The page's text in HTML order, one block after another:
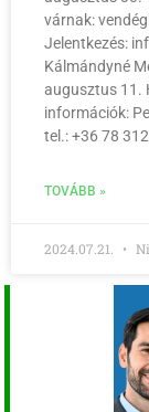
várnak:
Jelentkezés:
Kálmándyné
augusztus 11.
információk:
tel.: +36 78
TOVÁBB »
2024.07.21.